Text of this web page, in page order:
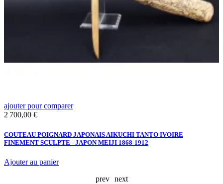
ajouter pour comparer
Prix
2 700,00 €
COUTEAU POIGNARD JAPONAIS AIKUCHI TANTO IVOIRE
FINEMENT SCULPTE - JAPON MEIJI 1868-1912
Ajouter au panier
prev next